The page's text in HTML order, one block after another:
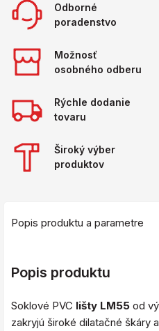
Odborné
poradenstvo
Možnosť
osobného odberu
Rýchle dodanie
tovaru
Široký výber
produktov
Popis produktu a parametre
Popis produktu
Soklové PVC lišty LM55 od
zakryjú široké dilatačné škáry